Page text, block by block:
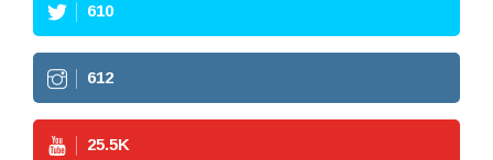
610
612
25.5K